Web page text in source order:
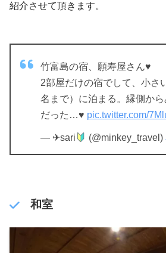
紹介させて頂きます。
竹富島の宿、願寿屋さん♥
2部屋だけの宿でして、小さ
名まで）に泊まる。縁側か
だった…♥ pic.twitter.com/
— ✈︎sari (@minkey_travel)
和室